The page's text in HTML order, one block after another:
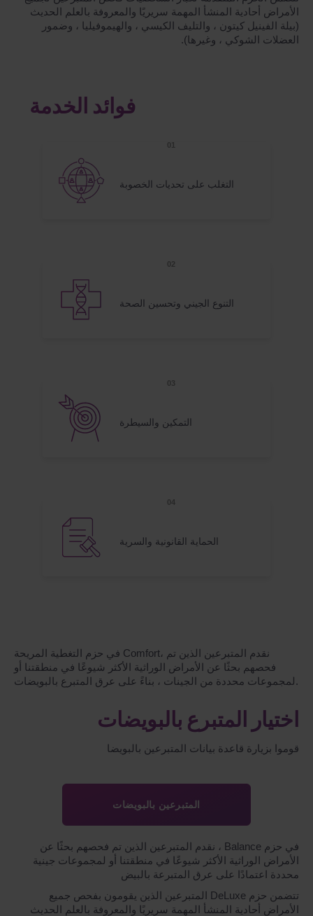
الأمراض أحادية المنشأ المهمة سريريًا والمعروفة بالعلم الحديث
(بيلة الفينيل كيتون ، والتليف الكيسي ، والهيموفيليا ، وضمور
العضلات الشوكي ، وغيرها).
فوائد الخدمة
التغلب على تحديات الخصوبة
التنوع الجيني وتحسين الصحة
التمكين والسيطرة
الحماية القانونية والسرية
في حزم التغطية المريحة Comfort، نقدم المتبرعين الذين تم
فحصهم بحثًا عن الأمراض الوراثية الأكثر شيوعًا في منطقتنا أو
لمجموعات محددة من الجينات ، بناءً على عرق المتبرع بالبويضات.
اختيار المتبرع بالبويضات
قوموا بزيارة قاعدة بيانات المتبرعين بالبويضا
المتبرعين بالبويضات
في حزم Balance ، نقدم المتبرعين الذين تم فحصهم بحثًا عن
الأمراض الوراثية الأكثر شيوعًا في منطقتنا أو لمجموعات جينية
محددة اعتمادًا على عرق المتبرعة بالبيض
تتضمن حزم DeLuxe المتبرعين الذين يقومون بفحص جميع
الأمراض أحادية المنشأ المهمة سريريًا والمعروفة بالعلم الحديث